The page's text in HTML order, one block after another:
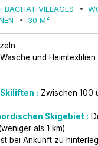
BACHAT VILLAGES
30 M²
Wäsche und
: Zwischen 100
Skigebiet :
als 1 km)
bei Ankunft zu